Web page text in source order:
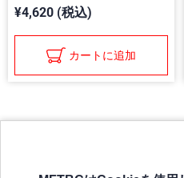
¥4,620 (税込)
カートに追加